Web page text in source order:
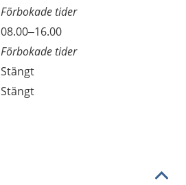
Förbokade tider
08.00–16.00
Förbokade tider
Stängt
Stängt